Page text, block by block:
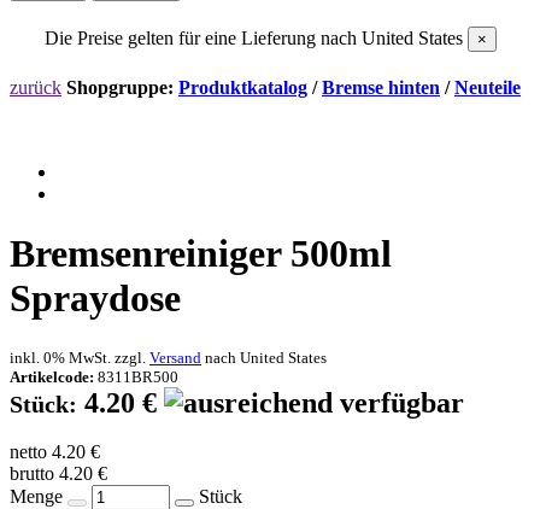
Die Preise gelten für eine Lieferung nach United States ×
zurück Shopgruppe: Produktkatalog /Bremse hinten /Neuteile
Bremsenreiniger 500ml
Spraydose
inkl. 0% MwSt. zzgl. Versand nach United States
Artikelcode: 8311BR500
Stück: 4.20 €
netto 4.20 €
brutto 4.20 €
Menge
Stück